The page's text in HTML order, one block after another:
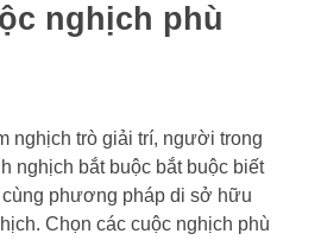
nghịch phù
nghịch trò giải trí, người trong
nghịch bắt buộc bắt buộc biết
cùng phương pháp di sở hữu
Chọn các cuộc nghịch phù